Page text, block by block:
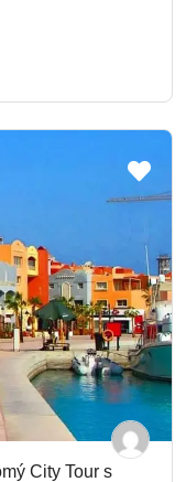
City Tour s